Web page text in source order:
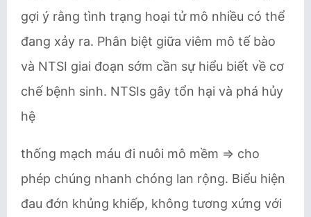
gợi ý rằng tình trạng hoại tử mô nhiều có thể
đang xảy ra. Phân biệt giữa viêm mô tế bào
và NTSI giai đoạn sớm cần sự hiểu biết về cơ
chế bệnh sinh. NTSIs gây tổn hại và phá hủy
hệ
thống mạch máu đi nuôi mô mềm ​⇒ cho
phép chúng nhanh chóng lan rộng. ​Biểu hiện
đau đớn khủng khiếp, không tương xứng với